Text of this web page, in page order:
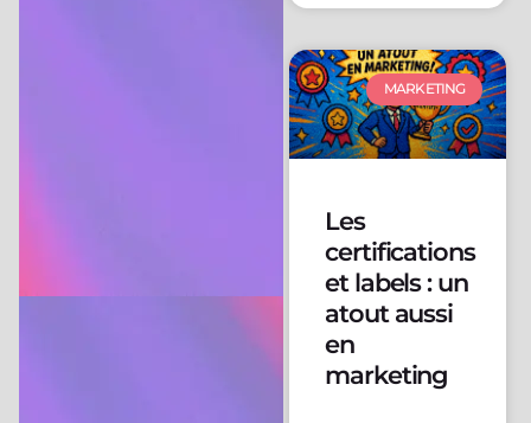
MARKETING
Les
certifications
et labels : un
atout aussi
en
marketing